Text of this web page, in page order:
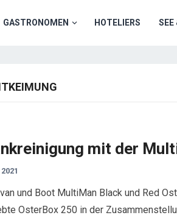
GASTRONOMEN HOTELIERS SEE
mit der
und Boot MultiMan Black und Red
OsterBox 250 in der